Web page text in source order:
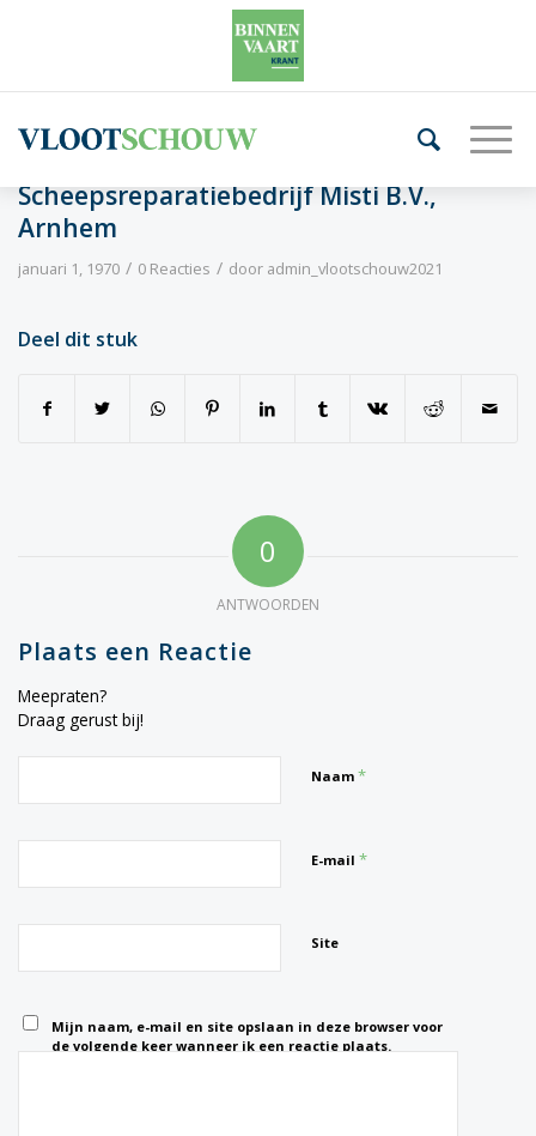
Scheepsreparatiebedrijf Misti B.V.,
Arnhem
januari 1, 1970 / 0 Reacties / door admin_vlootschouw2021
Deel dit stuk
0
ANTWOORDEN
Plaats een Reactie
Meepraten?
Draag gerust bij!
Naam *
E-mail *
Site
Mijn naam, e-mail en site opslaan in deze browser voor
de volgende keer wanneer ik een reactie plaats.